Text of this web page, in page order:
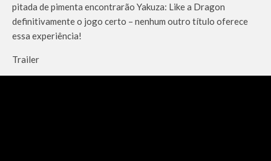
pitada de pimenta encontrarão Yakuza: Like a Dragon
definitivamente o jogo certo – nenhum outro título oferece
essa experiência!
Trailer